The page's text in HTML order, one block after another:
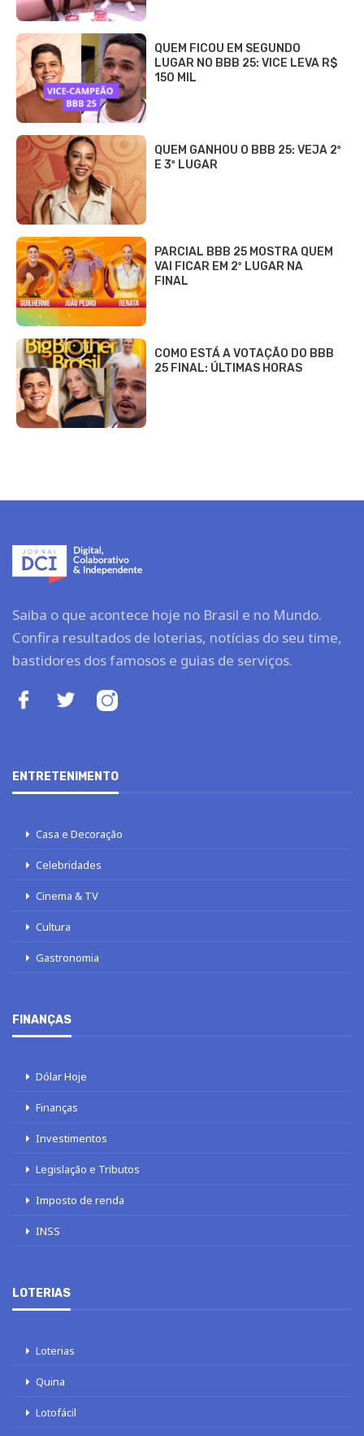
QUEM FICOU EM SEGUNDO
LUGAR NO BBB 25: VICE LEVA R$
150 MIL
QUEM GANHOU O BBB 25: VEJA 2º
E 3º LUGAR
PARCIAL BBB 25 MOSTRA QUEM
VAI FICAR EM 2º LUGAR NA
FINAL
COMO ESTÁ A VOTAÇÃO DO BBB
25 FINAL: ÚLTIMAS HORAS
Saiba o que acontece hoje no Brasil e no Mundo.
Confira resultados de loterias, notícias do seu time,
bastidores dos famosos e guias de serviços.
ENTRETENIMENTO
Casa e Decoração
Celebridades
Cinema & TV
Cultura
Gastronomia
FINANÇAS
Dólar Hoje
Finanças
Investimentos
Legislação e Tributos
Imposto de renda
INSS
LOTERIAS
Loterias
Quina
Lotofácil